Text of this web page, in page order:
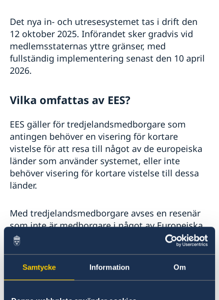
Samtycke Information Om
Det nya in- och utresesystemet tas i drift den
12 oktober 2025. Införandet sker gradvis vid
medlemsstaternas yttre gränser, med
fullständig implementering senast den 10 april
2026.
Vilka omfattas av EES?
EES gäller för tredjelandsmedborgare som
antingen behöver en visering för kortare
vistelse för att resa till något av de europeiska
länder som använder systemet, eller inte
behöver visering för kortare vistelse till dessa
länder.
Med tredjelandsmedborgare avses en resenär
som inte är medborgare i något av Europeiska
unionens medlemsländer eller i Island,
Liechtenstein, Norge eller Schweiz.
En kortare vistelse innebär högst 90 dagar